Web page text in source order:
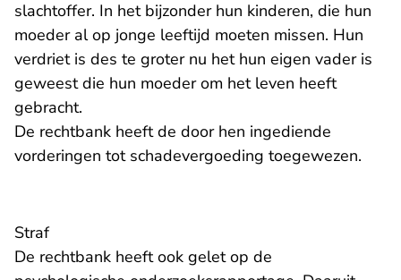
slachtoffer. In het bijzonder hun kinderen, die hun
moeder al op jonge leeftijd moeten missen. Hun
verdriet is des te groter nu het hun eigen vader is
geweest die hun moeder om het leven heeft
gebracht.
De rechtbank heeft de door hen ingediende
vorderingen tot schadevergoeding toegewezen.
Straf
De rechtbank heeft ook gelet op de